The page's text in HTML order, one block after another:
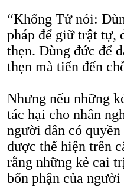
“Khổng Tử nói:
pháp để giữ trật tự,
thẹn. Dùng đức để
thẹn mà tiến đến
Nhưng nếu những
tác hại cho nhân
người dân có
được thể hiện trên
rằng những kẻ cai
bổn phận của